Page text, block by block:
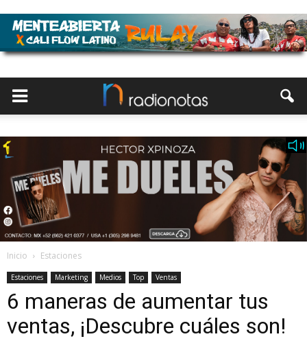
Inicio Estaciones
Estaciones Marketing Medios Top Ventas
6 maneras de aumentar tus
ventas, ¡Descubre cuáles son!